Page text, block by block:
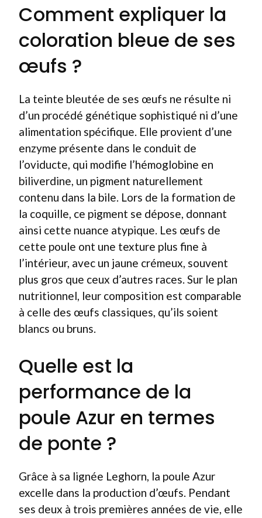
Comment expliquer la
coloration bleue de ses
œufs ?
La teinte bleutée de ses œufs ne résulte ni
d’un procédé génétique sophistiqué ni d’une
alimentation spécifique. Elle provient d’une
enzyme présente dans le conduit de
l’oviducte, qui modifie l’hémoglobine en
biliverdine, un pigment naturellement
contenu dans la bile. Lors de la formation de
la coquille, ce pigment se dépose, donnant
ainsi cette nuance atypique. Les œufs de
cette poule ont une texture plus fine à
l’intérieur, avec un jaune crémeux, souvent
plus gros que ceux d’autres races. Sur le plan
nutritionnel, leur composition est comparable
à celle des œufs classiques, qu’ils soient
blancs ou bruns.
Quelle est la
performance de la
poule Azur en termes
de ponte ?
Grâce à sa lignée Leghorn, la poule Azur
excelle dans la production d’œufs. Pendant
ses deux à trois premières années de vie, elle